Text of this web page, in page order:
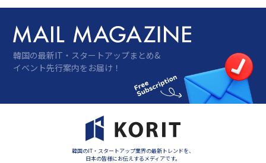
も出始めている。
韓国の最新IT・スタートアップまとめ&
イベント先行案内をお届け！
韓国のIT・スタートアップ業界の最新トレンドを、
日本の皆様にお伝えするメディアです。